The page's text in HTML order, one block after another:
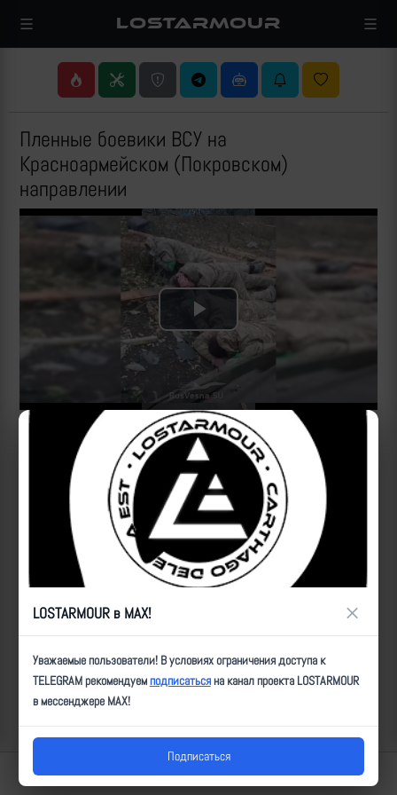
LOSTARMOUR
Пленные боевики ВСУ на
Красноармейском (Покровском)
направлении
Play
Video
https://t.me/RVvoenkor/81772
27490 | Автор:Артем | Дата:2024-12-01 | Просмотров: 1880
Пленные
Популярные за сегодня видео
Lostarmour | Carthago Delenda Est | 2014-2026
LOSTARMOUR в MAX! ×
Уважаемые пользователи! В условиях ограничения доступа к
TELEGRAM рекомендуемподписатьсяна канал проекта LOSTARMOUR
в мессенджере MAX!
Подписаться